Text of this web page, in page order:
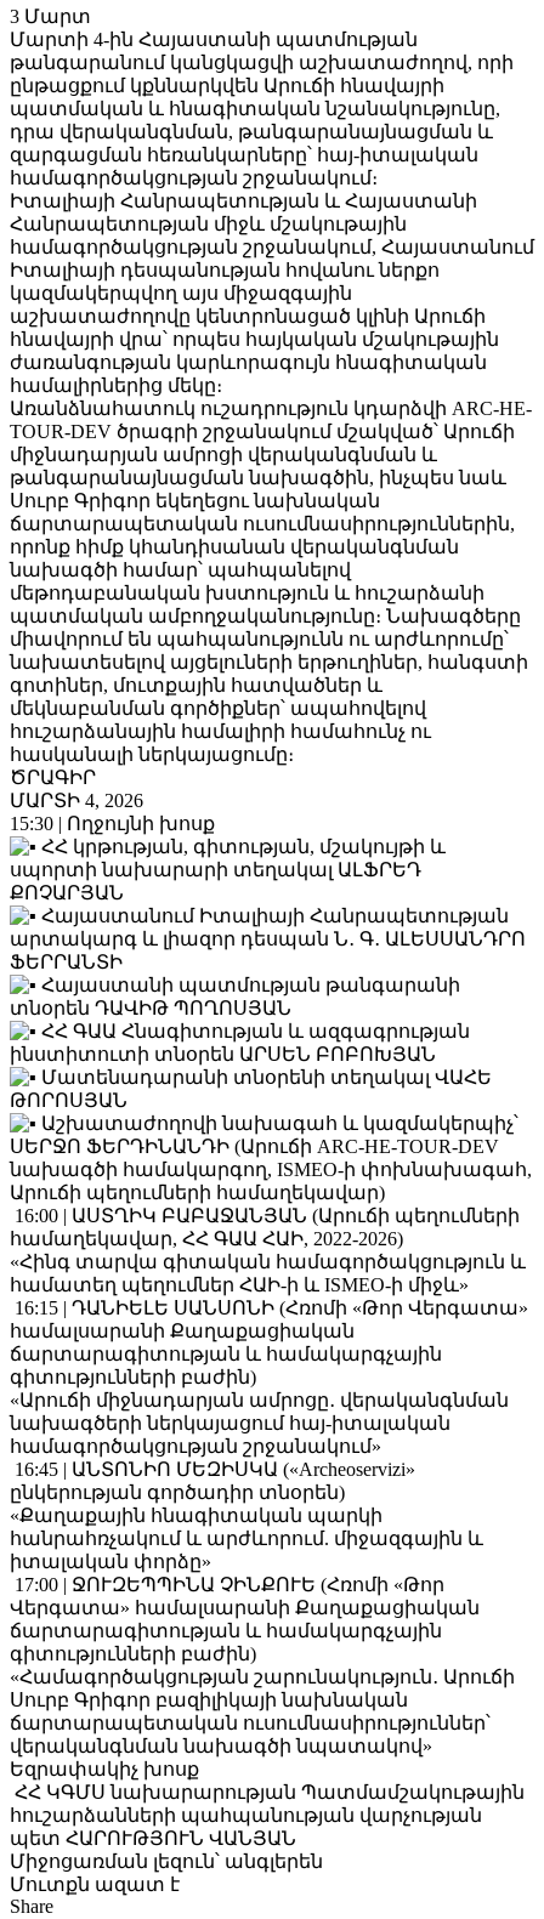
3 Մարտ
Մարտի 4-ին Հայաստանի պատմության
թանգարանում կանցկացվի աշխատաժողով, որի
ընթացքում կքննարկվեն Արուճի հնավայրի
պատմական և հնագիտական նշանակությունը,
դրա վերականգնման, թանգարանայնացման և
զարգացման հեռանկարները՝ հայ-իտալական
համագործակցության շրջանակում։
Իտալիայի Հանրապետության և Հայաստանի
Հանրապետության միջև մշակութային
համագործակցության շրջանակում, Հայաստանում
Իտալիայի դեսպանության հովանու ներքո
կազմակերպվող այս միջազգային
աշխատաժողովը կենտրոնացած կլինի Արուճի
հնավայրի վրա՝ որպես հայկական մշակութային
ժառանգության կարևորագույն հնագիտական
համալիրներից մեկը։
Առանձնահատուկ ուշադրություն կդարձվի ARC-HE-
TOUR-DEV ծրագրի շրջանակում մշակված՝ Արուճի
միջնադարյան ամրոցի վերականգնման և
թանգարանայնացման նախագծին, ինչպես նաև
Սուրբ Գրիգոր եկեղեցու նախնական
ճարտարապետական ուսումնասիրություններին,
որոնք հիմք կհանդիսանան վերականգնման
նախագծի համար՝ պահպանելով
մեթոդաբանական խստություն և հուշարձանի
պատմական ամբողջականությունը։ Նախագծերը
միավորում են պահպանությունն ու արժևորումը՝
նախատեսելով այցելուների երթուղիներ, հանգստի
գոտիներ, մուտքային հատվածներ և
մեկնաբանման գործիքներ՝ ապահովելով
հուշարձանային համալիրի համահունչ ու
հասկանալի ներկայացումը։
ԾՐԱԳԻՐ
ՄԱՐՏԻ 4, 2026
15:30 | Ողջույնի խոսք
ՀՀ կրթության, գիտության, մշակույթի և
սպորտի նախարարի տեղակալ ԱԼՖՐԵԴ
ՔՈՉԱՐՅԱՆ
Հայաստանում Իտալիայի Հանրապետության
արտակարգ և լիազոր դեսպան Ն․ Գ․ ԱԼԵՍՍԱՆԴՐՈ
ՖԵՐՐԱՆՏԻ
Հայաստանի պատմության թանգարանի
տնօրեն ԴԱՎԻԹ ՊՈՂՈՍՅԱՆ
ՀՀ ԳԱԱ Հնագիտության և ազգագրության
ինստիտուտի տնօրեն ԱՐՍԵՆ ԲՈԲՈԽՅԱՆ
Մատենադարանի տնօրենի տեղակալ ՎԱՀԵ
ԹՈՐՈՍՅԱՆ
Աշխատաժողովի նախագահ և կազմակերպիչ՝
ՍԵՐՋՈ ՖԵՐԴԻՆԱՆԴԻ (Արուճի ARC-HE-TOUR-DEV
նախագծի համակարգող, ISMEO-ի փոխնախագահ,
Արուճի պեղումների համաղեկավար)
16:00 | ԱՍՏՂԻԿ ԲԱԲԱՋԱՆՅԱՆ (Արուճի պեղումների
համաղեկավար, ՀՀ ԳԱԱ ՀԱԻ, 2022-2026)
«Հինգ տարվա գիտական համագործակցություն և
համատեղ պեղումներ ՀԱԻ-ի և ISMEO-ի միջև»
16:15 | ԴԱՆԻԵԼԵ ՍԱՆՍՈՆԻ (Հռոմի «Թոր Վերգատա»
համալսարանի Քաղաքացիական
ճարտարագիտության և համակարգչային
գիտությունների բաժին)
«Արուճի միջնադարյան ամրոցը․ վերականգնման
նախագծերի ներկայացում հայ-իտալական
համագործակցության շրջանակում»
16:45 | ԱՆՏՈՆԻՈ ՄԵԶԻՍԿԱ («Archeoservizi»
ընկերության գործադիր տնօրեն)
«Քաղաքային հնագիտական պարկի
հանրահռչակում և արժևորում. միջազգային և
իտալական փորձը»
17:00 | ՋՈՒԶԵՊՊԻՆԱ ՉԻՆՔՈՒԵ (Հռոմի «Թոր
Վերգատա» համալսարանի Քաղաքացիական
ճարտարագիտության և համակարգչային
գիտությունների բաժին)
«Համագործակցության շարունակություն․ Արուճի
Սուրբ Գրիգոր բազիլիկայի նախնական
ճարտարապետական ուսումնասիրություններ՝
վերականգնման նախագծի նպատակով»
Եզրափակիչ խոսք
ՀՀ ԿԳՄՍ նախարարության Պատմամշակութային
հուշարձանների պահպանության վարչության
պետ ՀԱՐՈՒԹՅՈՒՆ ՎԱՆՅԱՆ
Միջոցառման լեզուն՝ անգլերեն
Մուտքն ազատ է
Share